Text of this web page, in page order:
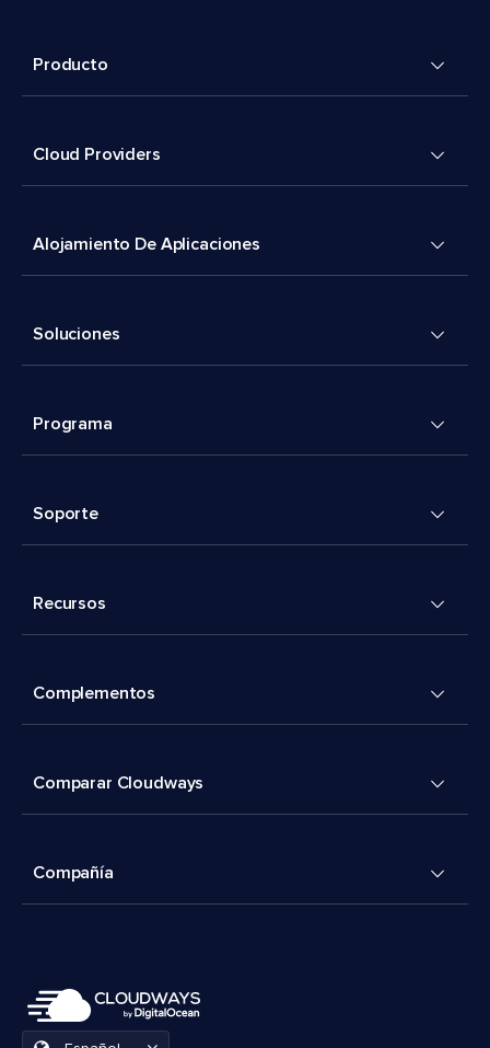
Producto
Cloud Providers
Alojamiento De Aplicaciones
Soluciones
Programa
Soporte
Recursos
Complementos
Comparar Cloudways
Compañía